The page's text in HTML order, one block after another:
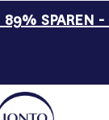
SPAREN